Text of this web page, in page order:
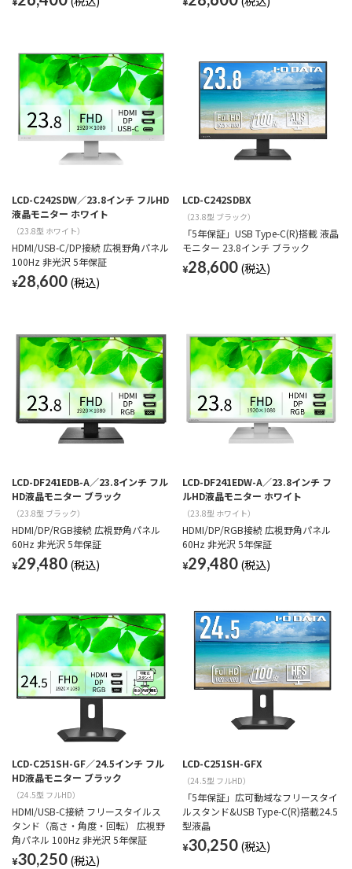
LCD-C242SDW／23.8インチ フルHD
液晶モニター ホワイト
（23.8型 ホワイト）
HDMI/USB-C/DP接続 広視野角パネル
100Hz 非光沢 5年保証
¥28,600
LCD-C242SDBX
（23.8型 ブラック）
「5年保証」USB Type-C(R)搭載 液晶
モニター 23.8インチ ブラック
¥28,600
LCD-DF241EDB-A／23.8インチ フル
HD液晶モニター ブラック
（23.8型 ブラック）
HDMI/DP/RGB接続 広視野角パネル
60Hz 非光沢 5年保証
¥29,480
LCD-DF241EDW-A／23.8インチ フ
ルHD液晶モニター ホワイト
（23.8型 ホワイト）
HDMI/DP/RGB接続 広視野角パネル
60Hz 非光沢 5年保証
¥29,480
LCD-C251SH-GF／24.5インチ フル
HD液晶モニター ブラック
（24.5型 フルHD）
HDMI/USB-C接続 フリースタイルス
タンド（高さ・角度・回転） 広視野
角パネル 100Hz 非光沢 5年保証
¥30,250
LCD-C251SH-GFX
（24.5型 フルHD）
「5年保証」広可動域なフリースタイ
ルスタンド&USB Type-C(R)搭載24.5
型液晶
¥30,250